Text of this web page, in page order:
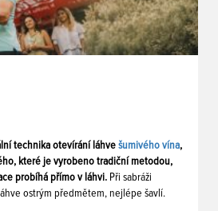
technika otevírání láhve šumivého vína,
které je vyrobeno tradiční metodou,
probíhá přímo v láhvi. Při sabráži
ostrým předmětem, nejlépe šavlí.